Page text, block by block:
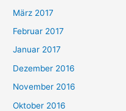
März 2017
Februar 2017
Januar 2017
Dezember 2016
November 2016
Oktober 2016